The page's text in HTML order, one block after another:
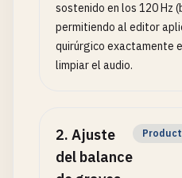
sostenido en los 120 Hz
permitiendo al editor
quirúrgico exactamente
limpiar el audio.
2. Ajuste
del balance